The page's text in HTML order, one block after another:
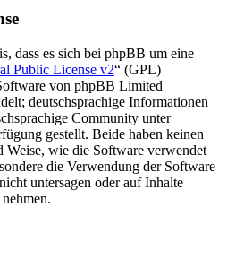
dass es sich bei phpBB um eine
Public License v2“ (GPL)
von phpBB Limited
deutschsprachige Informationen
Community unter
gestellt. Beide haben keinen
Weise, wie die Software verwendet
die Verwendung der Software
untersagen oder auf Inhalte